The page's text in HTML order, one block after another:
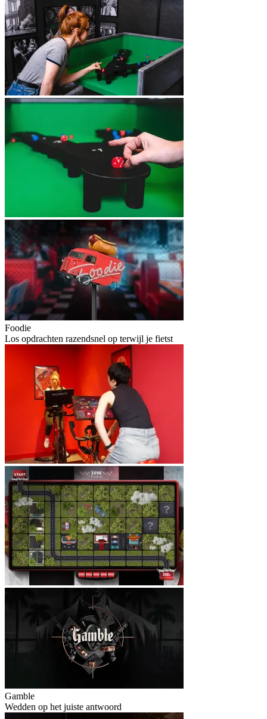
Foodie
Los opdrachten razendsnel op terwijl je fietst
Gamble
Wedden op het juiste antwoord